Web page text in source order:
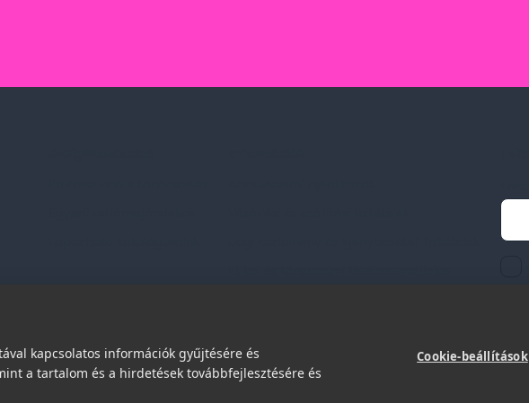
kapcsolatos információk gyűjtésére és
a tartalom és a hirdetések továbbfejlesztésére és
Cookie-beállítások